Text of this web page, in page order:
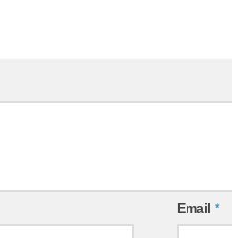
Email*